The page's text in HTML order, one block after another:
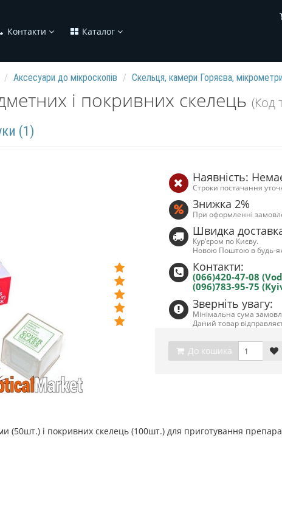
Контакти Каталог
Аксесуари до мікроскопів Скельця, камери Горяєва, мікрометри
і покривних скелець (Код
(1)
Наявність:
Строки постачання
Знижка 2%
При оформленні
Швидка
Кур‘єром по Києву.
Новою Поштою в будь-
Контакти:
(066)420-47-08
(096)783-95-75
Зверніть увагу:
Мінімальна сума
Даний товар
До кошика
(50шт.) і покривних скелець (100шт.) для приготування